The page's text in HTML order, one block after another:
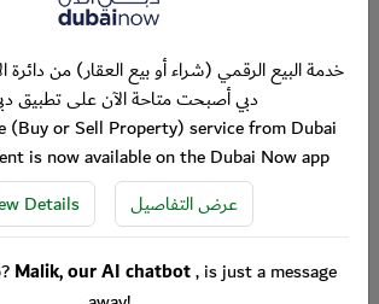
خدمة البيع الرقمي (شراء أو بيع العقار) من دائرة
دبي أصبحت متاحة الآن على تطبيق
(Buy or Sell Property) service from Dubai
is now available on the Dubai Now app
Details
عرض التفاصيل
Malik, our AI chatbot, is just a message